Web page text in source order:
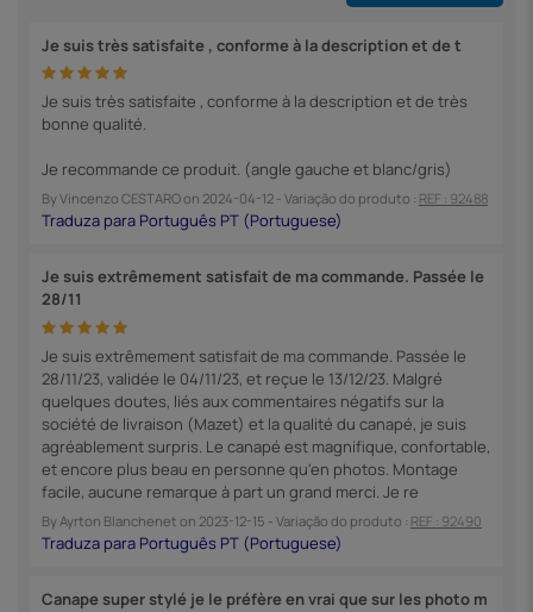
Je suis très satisfaite , conforme à la description et de t
Je suis très satisfaite , conforme à la description et de très
bonne qualité.
Je recommande ce produit. (angle gauche et blanc/gris)
ByVincenzo CESTAROon 2024-04-12 - Variação do produto : REF : 92488
Je suis extrêmement satisfait de ma commande. Passée le
28/11
Je suis extrêmement satisfait de ma commande. Passée le
28/11/23, validée le 04/11/23, et reçue le 13/12/23. Malgré
quelques doutes, liés aux commentaires négatifs sur la
société de livraison (Mazet) et la qualité du canapé, je suis
agréablement surpris. Le canapé est magnifique, confortable,
et encore plus beau en personne qu'en photos. Montage
facile, aucune remarque à part un grand merci. Je re
By Ayrton Blanchenet on 2023-12-15 - Variação do produto : REF : 92490
Canape super stylé je le préfère en vrai que sur les photo m